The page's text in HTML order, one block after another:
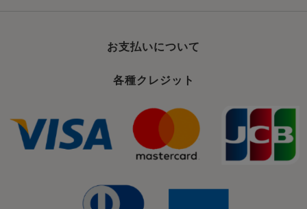
お支払いについて
各種クレジット